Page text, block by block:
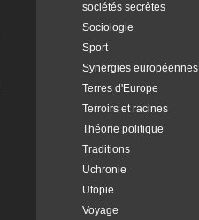
sociétés secrètes
Sociologie
Sport
Synergies européennes
Terres d'Europe
Terroirs et racines
Théorie politique
Traditions
Uchronie
Utopie
Voyage